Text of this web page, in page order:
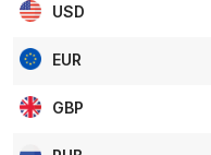
USD
EUR
GBP